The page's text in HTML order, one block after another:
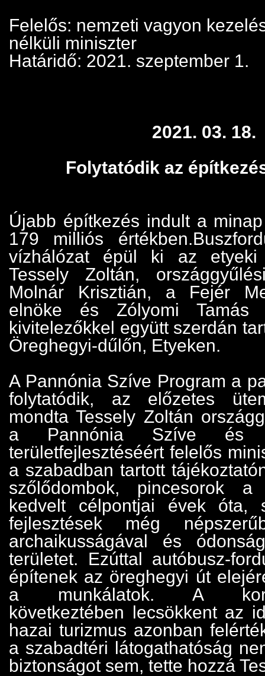
Felelős: nemzeti vagyon
nélküli miniszter
Határidő: 2021. szeptember 1.
2021. 03. 18.
Folytatódik az
Újabb építkezés indult a
179 milliós
vízhálózat épül ki az etyeki
Tessely Zoltán,
Molnár Krisztián, a Fejér
elnöke és Zólyomi Tamás
kivitelezőkkel együtt szerdán
Öreghegyi-dűlőn, Etyeken.
A Pannónia Szíve Program a
folytatódik, az előzetes
mondta Tessely Zoltán
a Pannónia Szíve és
területfejlesztéséért felelős
a szabadban tartott
szőlődombok, pincesorok
kedvelt célpontjai évek óta,
fejlesztések még
archaikusságával és
területet. Ezúttal autóbusz-
építenek az öreghegyi út
a munkálatok. A
következtében lecsökkent az
hazai turizmus azonban
a szabadtéri látogathatóság
biztonságot sem, tette hozzá